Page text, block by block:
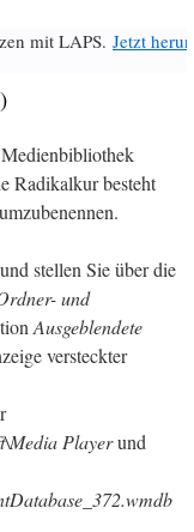
mit LAPS. Jetzt
Radikalkur besteht
stellen Sie über die
und
Ausgeblendete
versteckter
Playerund